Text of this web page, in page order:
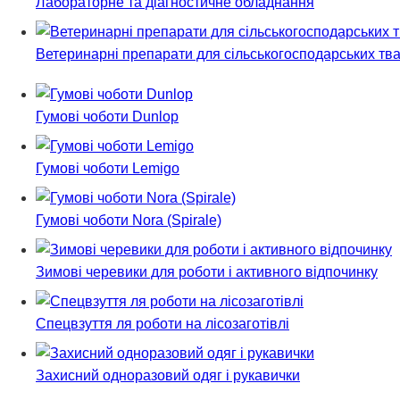
Ветеринарні препарати для сільськогосподарських
Гумові чоботи Dunlop
Гумові чоботи Lemigo
Гумові чоботи Nora (Spirale)
Зимові черевики для роботи і активного відпочинку
Спецвзуття ля роботи на лісозаготівлі
Захисний одноразовий одяг і рукавички